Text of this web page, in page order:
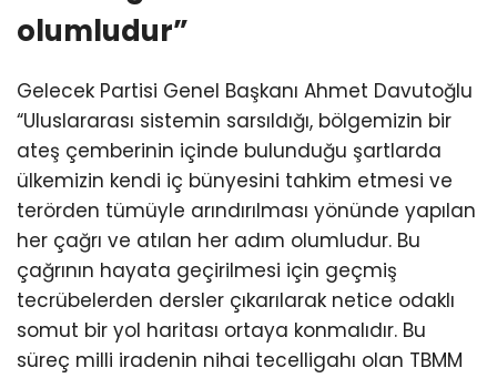
olumludur”
Gelecek Partisi Genel Başkanı Ahmet Davutoğlu
“Uluslararası sistemin sarsıldığı, bölgemizin bir
ateş çemberinin içinde bulunduğu şartlarda
ülkemizin kendi iç bünyesini tahkim etmesi ve
terörden tümüyle arındırılması yönünde yapılan
her çağrı ve atılan her adım olumludur. Bu
çağrının hayata geçirilmesi için geçmiş
tecrübelerden dersler çıkarılarak netice odaklı
somut bir yol haritası ortaya konmalıdır. Bu
süreç milli iradenin nihai tecelligahı olan TBMM